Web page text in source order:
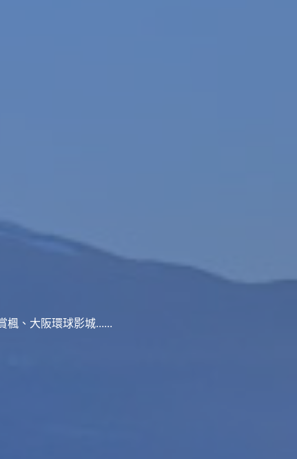
楓、大阪環球影城......